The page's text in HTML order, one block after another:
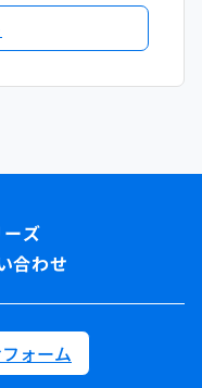
合わせ
ォーム